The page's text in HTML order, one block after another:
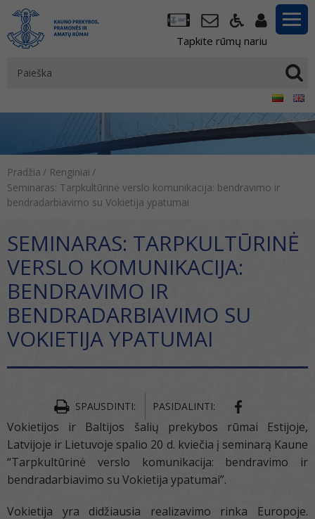
Tapkite rūmų nariu
Pradžia / Renginiai /
Seminaras: Tarpkultūrinė verslo komunikacija: bendravimo ir
bendradarbiavimo su Vokietija ypatumai
SEMINARAS: TARPKULTŪRINĖ
VERSLO KOMUNIKACIJA:
BENDRAVIMO IR
BENDRADARBIAVIMO SU
VOKIETIJA YPATUMAI
SPAUSDINTI: PASIDALINTI:
Vokietijos ir Baltijos šalių prekybos rūmai Estijoje,
Latvijoje ir Lietuvoje spalio 20 d. kviečia į seminarą Kaune
“Tarpkultūrinė verslo komunikacija: bendravimo ir
bendradarbiavimo su Vokietija ypatumai”.
Vokietija yra didžiausia realizavimo rinka Europoje.